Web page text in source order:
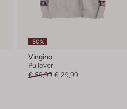
-50%
Vingino
Pullover
€ 59,99 € 29,99